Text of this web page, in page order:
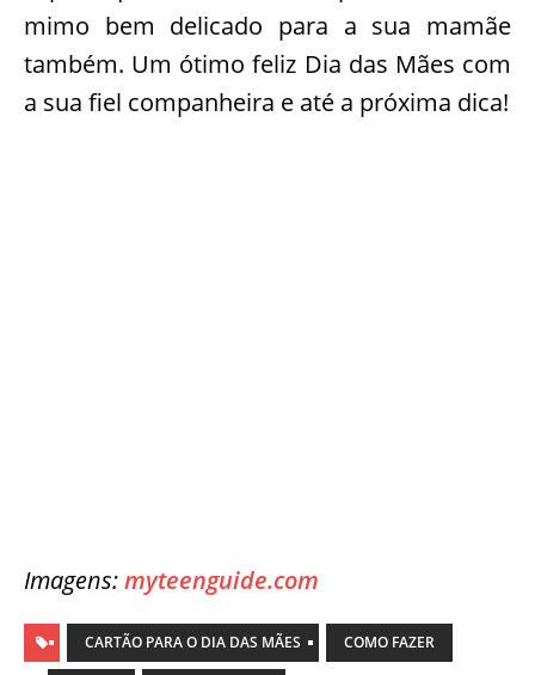
mimo bem delicado para a sua mamãe
também. Um ótimo feliz Dia das Mães com
a sua fiel companheira e até a próxima dica!
Imagens:myteenguide.com
CARTÃO PARA O DIA DAS MÃES COMO FAZER